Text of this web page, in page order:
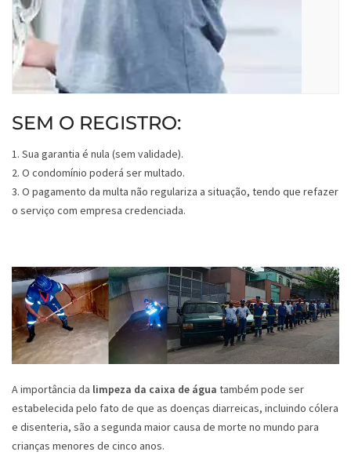
SEM O REGISTRO:
1. Sua garantia é nula (sem validade).
2. O condomínio poderá ser multado.
3. O pagamento da multa não regulariza a situação, tendo que refazer
o serviço com empresa credenciada.
A importância da limpeza da caixa de água também pode ser
estabelecida pelo fato de que as doenças diarreicas, incluindo cólera
e disenteria, são a segunda maior causa de morte no mundo para
crianças menores de cinco anos.